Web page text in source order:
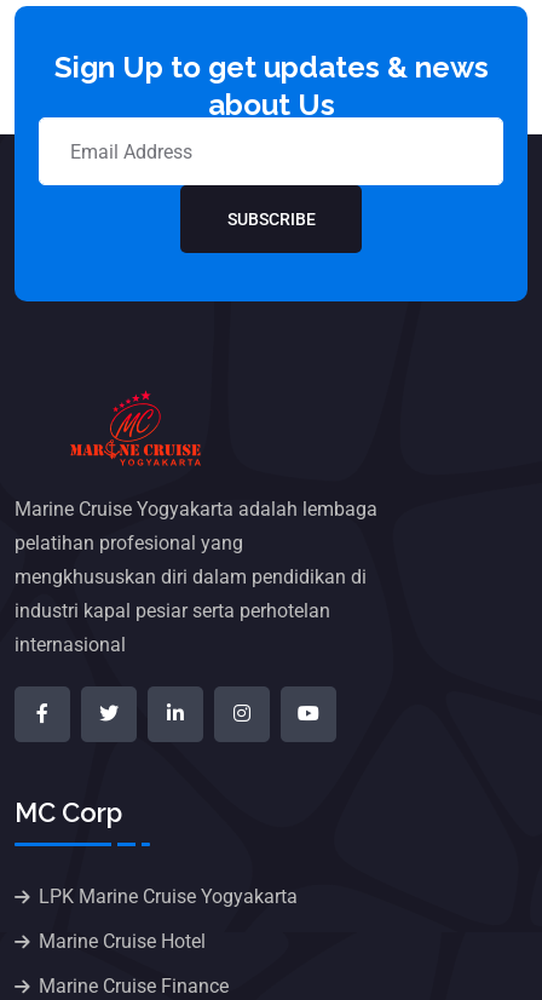
Sign Up to get updates & news
about Us
SUBSCRIBE
Marine Cruise Yogyakarta adalah lembaga
pelatihan profesional yang
mengkhususkan diri dalam pendidikan di
industri kapal pesiar serta perhotelan
internasional
MC Corp
LPK Marine Cruise Yogyakarta
Marine Cruise Hotel
Marine Cruise Finance